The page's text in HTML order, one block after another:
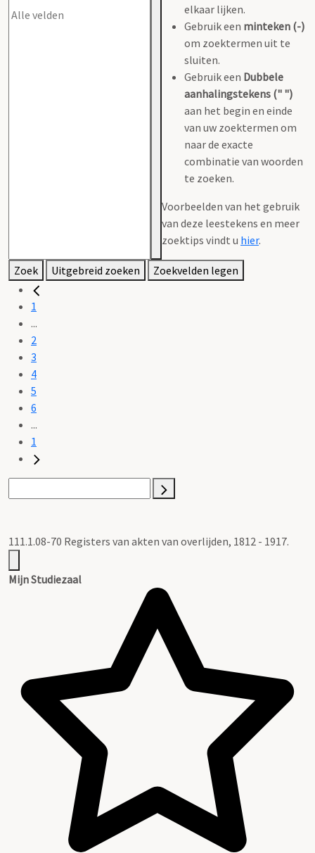
elkaar lijken.
Gebruik een minteken (-)
om zoektermen uit te
sluiten.
Gebruik een Dubbele
aanhalingstekens (" ")
aan het begin en einde
van uw zoektermen om
naar de exacte
combinatie van woorden
te zoeken.
Voorbeelden van het gebruik
van deze leestekens en meer
zoektips vindt u hier.
Zoek Uitgebreid zoeken Zoekvelden legen
1
...
2
3
4
5
6
...
1
111.1.08-70 Registers van akten van overlijden, 1812 - 1917.
Mijn Studiezaal